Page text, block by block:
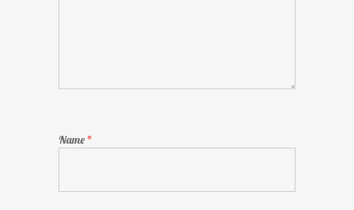
Name *